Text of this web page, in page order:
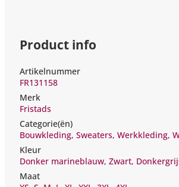
Product info
Artikelnummer
FR131158
Merk
Fristads
Categorie(ën)
Bouwkleding, Sweaters, Werkkleding,
Kleur
Donker marineblauw, Zwart,
Maat